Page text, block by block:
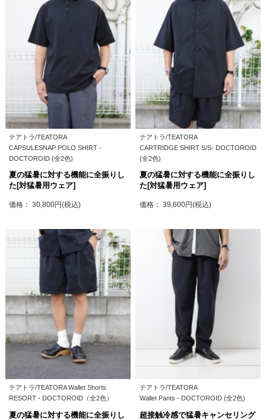
テアトラ/TEATORA
CAPSULESNAP POLO SHIRT -
DOCTOROID (全2色)
夏の猛暑に対する機能に全振りし
た[対猛暑用ウェア]
価格： 30,800円(税込)
テアトラ/TEATORA
CARTRIDGE SHIRT S/S- DOCTOROID
(全2色)
夏の猛暑に対する機能に全振りし
た[対猛暑用ウェア]
価格： 39,600円(税込)
テアトラ/TEATORA Wallet Shorts
RESORT - DOCTOROID（全2色）
夏の猛暑に対する機能に全振りし
テアトラ/TEATORA
Wallet Pants - DOCTOROID (全2色)
超接触冷感で猛暑キャンセリング